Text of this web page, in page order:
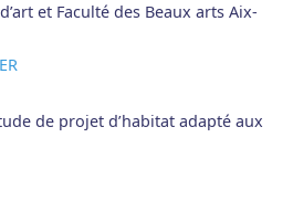
et Faculté des Beaux arts Aix-
de projet d’habitat adapté aux